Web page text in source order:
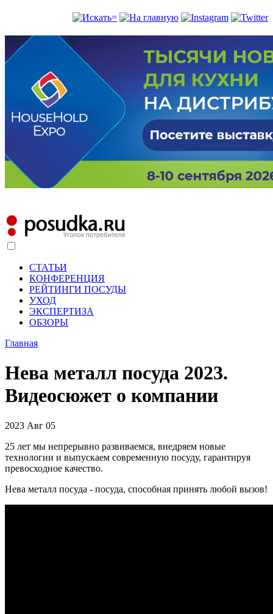
СТАТЬИ
КОНФЕРЕНЦИЯ
РЕЙТИНГИ ПОСУДЫ
УХОД
ЭКСПЕРТИЗА
ОБЗОРЫ
Главная
Нева металл посуда 2023.
Видеосюжет о компании
2023 Авг 05
25 лет мы непрерывно развиваемся, внедряем новые
технологии и выпускаем современную посуду, гарантируя
превосходное качество.
Нева металл посуда - посуда, способная принять любой вызов!